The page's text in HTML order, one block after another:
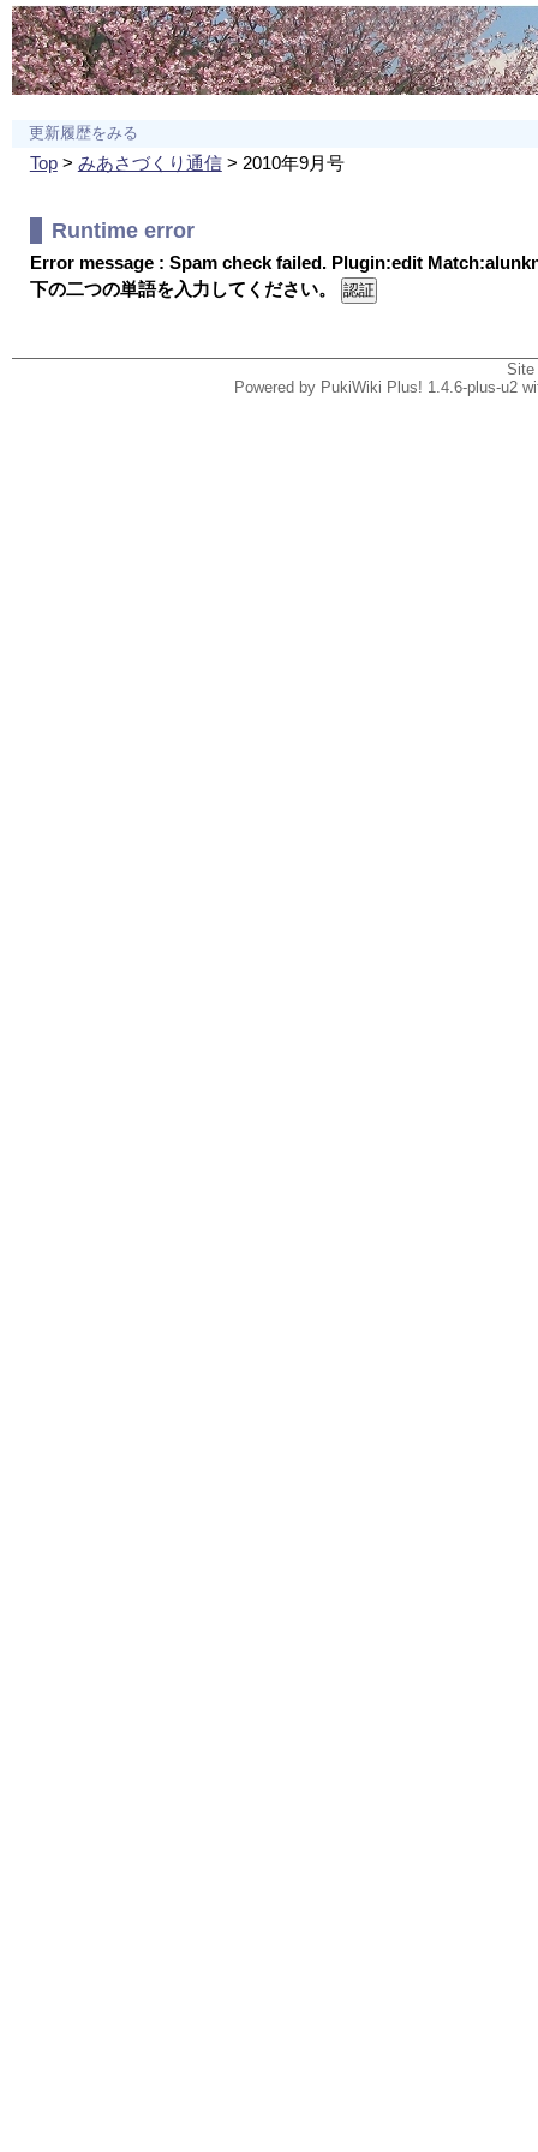
更新履歴をみる
Top> みあさづくり通信> 2010年9月号
Runtime error
Error message : Spam check failed. Plugin:edit
下の二つの単語を入力してください。
Powered by PukiWiki Plus! 1.4.6-plus-u2